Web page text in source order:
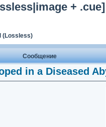
+
(Lossless)
Сообщение
in a Diseased